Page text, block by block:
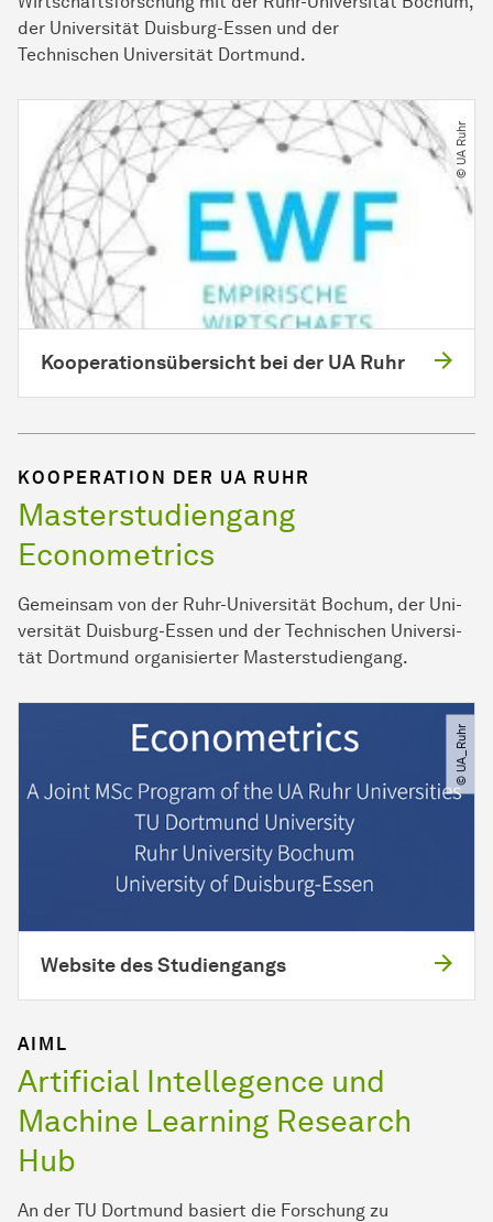
der Uni­ver­si­tät Duis­burg-Essen und der
Technischen Uni­ver­si­tät Dort­mund.
© UA Ruhr
Kooperationsübersicht bei der UA Ruhr
KOOPERATION DER UA RUHR
Masterstudiengang
Econometrics
Gemeinsam von der Ruhr-Uni­ver­si­tät Bo­chum, der Uni­
ver­si­tät Duis­burg-Essen und der Technischen Uni­ver­si­
tät Dort­mund organisierter Masterstudiengang.
© UA_Ruhr
Website des Studiengangs
AIML
Artificial Intellegence und
Machine Learning Research
Hub
An der TU Dortmund basiert die Forschung zu